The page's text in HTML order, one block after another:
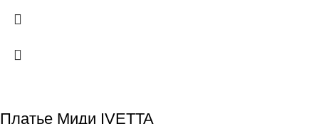
Платье Миди IVETTA